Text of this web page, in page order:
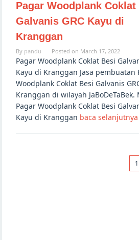
Pagar Woodplank Coklat
Galvanis GRC Kayu di
Kranggan
By pandu Posted on March 17, 2022
Pagar Woodplank Coklat Besi
Kayu di Kranggan Jasa pembuatan
Woodplank Coklat Besi Galvanis
Kranggan di wilayah JaBoDeTaBek.
Pagar Woodplank Coklat Besi
Kayu di Kranggan baca selanjutnya
1